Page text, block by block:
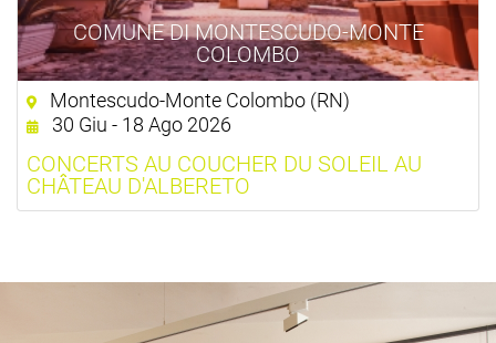
COMUNE DI MONTESCUDO-MONTE
COLOMBO
Montescudo-Monte Colombo (RN)
30 Giu - 18 Ago 2026
CONCERTS AU COUCHER DU SOLEIL AU
CHÂTEAU D'ALBERETO